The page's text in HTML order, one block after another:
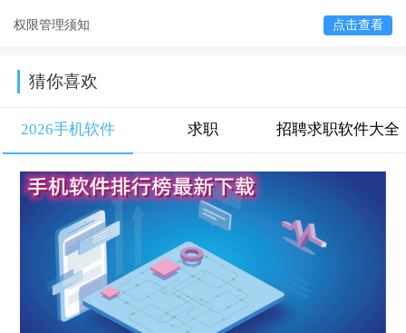
权限管理须知 点击查看
猜你喜欢
2026手机软件 求职 招聘求职软件大全